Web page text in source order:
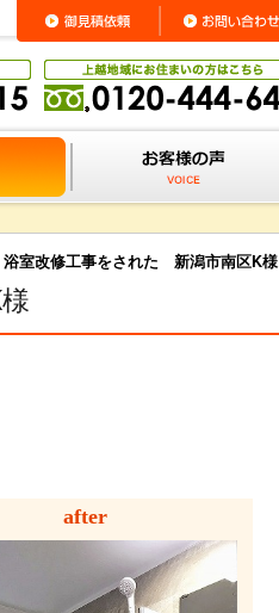
浴室改修工事をされた 新潟市南区K様
after